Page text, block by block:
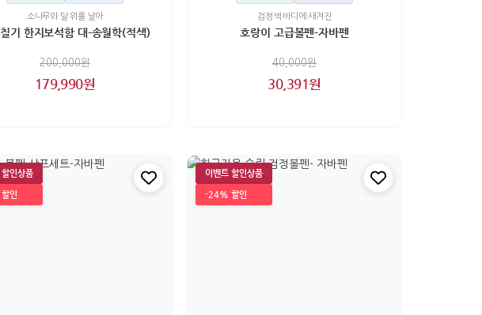
소나무와 달 위를 날아
기 한지보석함 대-송월학(적색)
200,000원
179,990원
검정색 바디에 새겨진
호랑이 고급볼펜-자바펜
40,000원
30,391원
할인상품
인
이벤트 할인상품
-24% 할인